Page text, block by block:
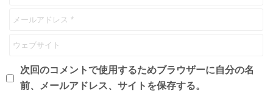
次回のコメントで使用するためブラウザーに自分の名
前、メールアドレス、サイトを保存する。